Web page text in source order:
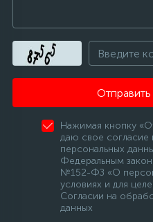
Щетки двигателя
Нажимая кнопку
даю свое согласие
персональных
Федеральным
№152-ФЗ «О
условиях и для
Согласии на
данных